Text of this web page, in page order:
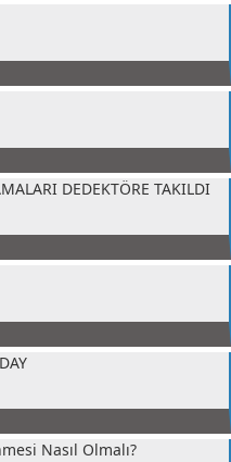
DEDEKTÖRE TAKILDI
Nasıl Olmalı?